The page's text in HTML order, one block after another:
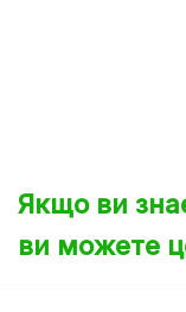
до
Якщо ви
ви можете